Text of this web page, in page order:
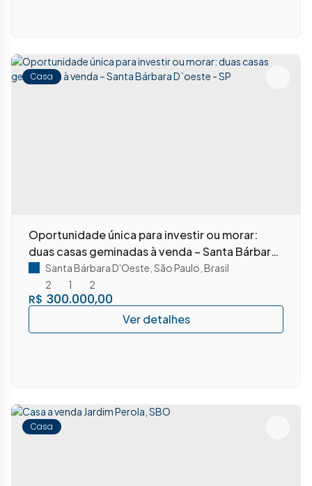
Casa
Oportunidade única para investir ou morar:
duas casas geminadas à venda – Santa Bárbara
D`oeste - SP
R$ 300.000,00
Santa Bárbara D'Oeste São Paulo Brasil
2
1 2
Casa